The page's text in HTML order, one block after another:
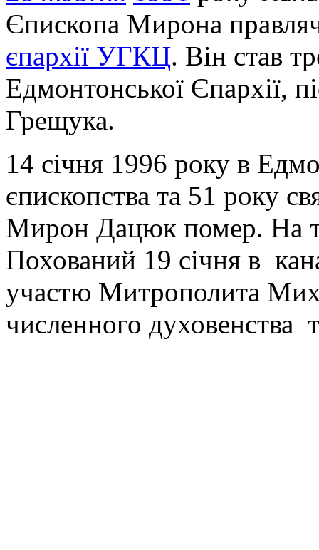
Єпископа Мирона
єпархії УГКЦ. Він став
Едмонтонської Єпархії,
Грещука.
14 січня 1996 року в
єпископства та 51 року
Мирон Дацюк помер. На
Похований 19 січня в
участю Митрополита
численного духовенства